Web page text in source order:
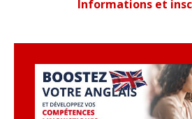
Informations et